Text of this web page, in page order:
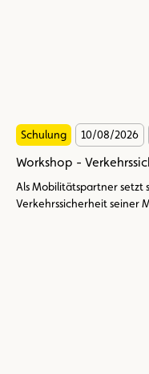
Schulung 10/08/2026
Workshop -
Als Mobilitätspartner setzt
Verkehrssicherheit seiner